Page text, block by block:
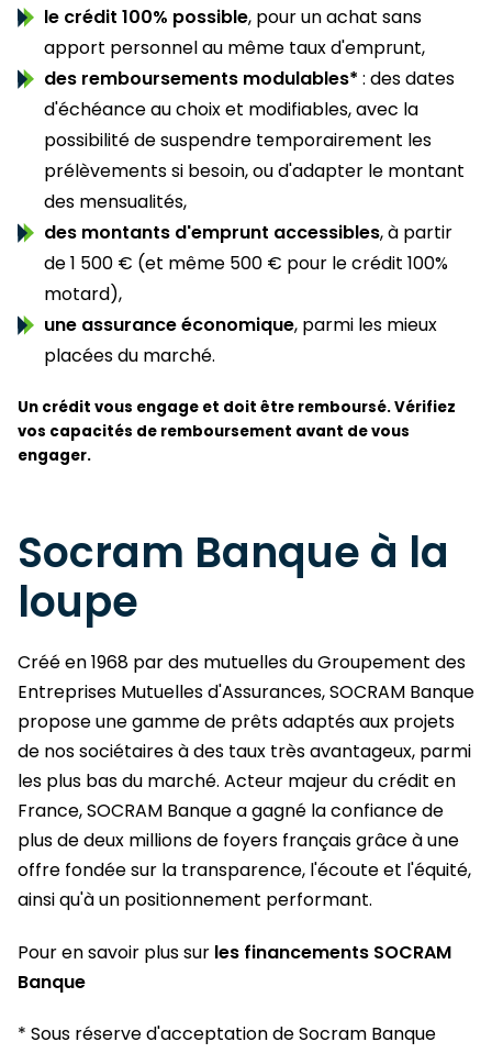
le crédit 100% possible, pour un achat sans
apport personnel au même taux d'emprunt,
des remboursements modulables* : des dates
d'échéance au choix et modifiables, avec la
possibilité de suspendre temporairement les
prélèvements si besoin, ou d'adapter le montant
des mensualités,
des montants d'emprunt accessibles, à partir
de 1 500 € (et même 500 € pour le crédit 100%
motard),
une assurance économique, parmi les mieux
placées du marché.
Un crédit vous engage et doit être remboursé. Vérifiez
vos capacités de remboursement avant de vous
engager.
Socram Banque à la
loupe
Créé en 1968 par des mutuelles du Groupement des
Entreprises Mutuelles d'Assurances, SOCRAM Banque
propose une gamme de prêts adaptés aux projets
de nos sociétaires à des taux très avantageux, parmi
les plus bas du marché. Acteur majeur du crédit en
France, SOCRAM Banque a gagné la confiance de
plus de deux millions de foyers français grâce à une
offre fondée sur la transparence, l'écoute et l'équité,
ainsi qu'à un positionnement performant.
Pour en savoir plus sur les financements SOCRAM
Banque
* Sous réserve d'acceptation de Socram Banque